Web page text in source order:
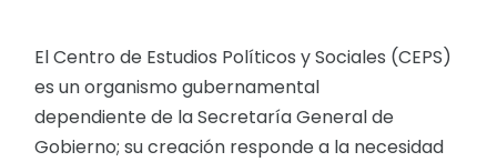
El Centro de Estudios Políticos y Sociales (CEPS)
es un organismo gubernamental
dependiente de la Secretaría General de
Gobierno; su creación responde a la necesidad